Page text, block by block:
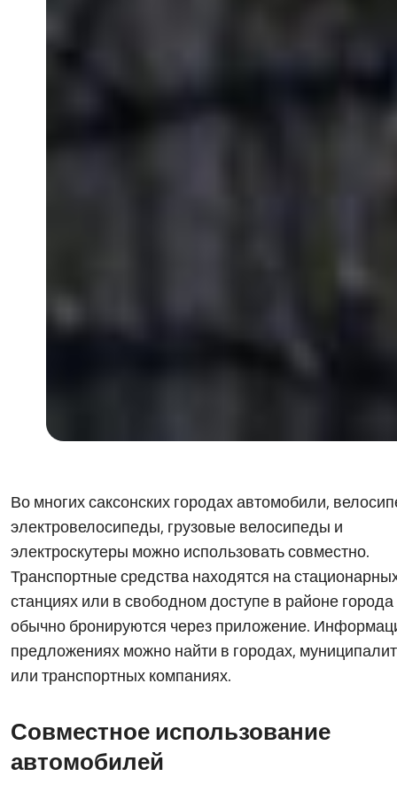
Во многих саксонских городах автомобили,
электровелосипеды, грузовые велосипеды и
электроскутеры можно использовать совместно.
Транспортные средства находятся на
станциях или в свободном доступе в районе
обычно бронируются через приложение.
предложениях можно найти в городах,
или транспортных компаниях.
Совместное использование
автомобилей